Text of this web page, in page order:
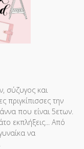
σύζυγος και
την
που είναι 5ετων.
εκπλήξεις... Από
να